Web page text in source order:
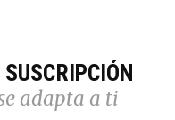
adapta a ti